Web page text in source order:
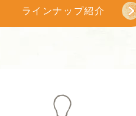
ラインナップ紹介